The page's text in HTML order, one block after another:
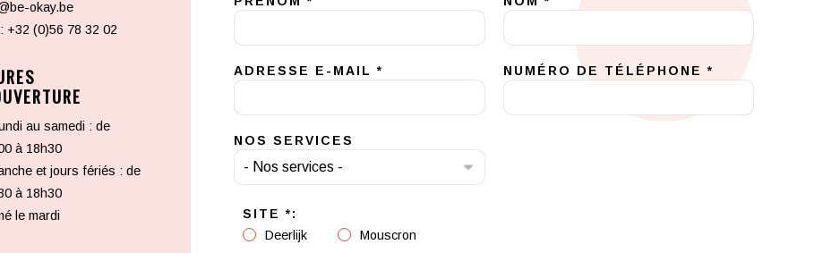
okay.be
+32 (0)56 78 32 02
au samedi : de
à 18h30
et jours fériés : de
à 18h30
le mardi
ADRESSE E-MAIL * NUMÉRO DE TÉLÉPHONE *
NOS SERVICES
SITE *:
Deerlijk
Mouscron